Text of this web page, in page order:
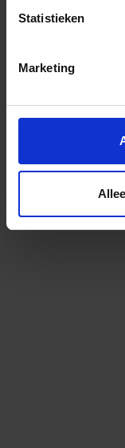
Statistieken
Marketing